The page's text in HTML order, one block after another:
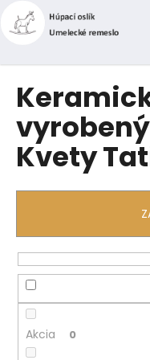
obsah
Kvety
Akcia 0
o
í
Späť
Späť
Č
o
p
o
t
r
b
u
j
e
e